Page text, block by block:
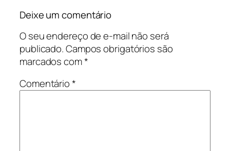
Deixe um comentário
O seu endereço de e-mail não será
publicado.Campos obrigatórios são
marcados com*
Comentário*